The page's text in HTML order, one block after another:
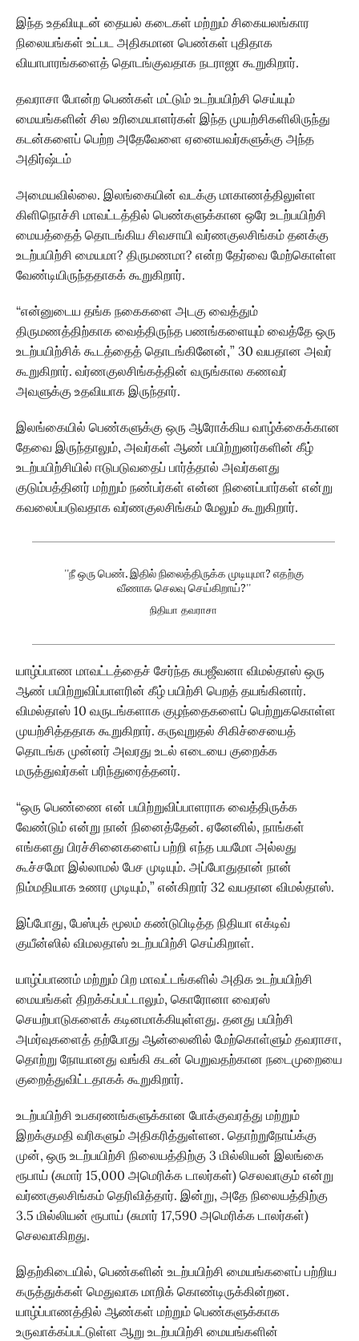
இந்த உதவியுடன் தையல் கடைகள் மற்றும் சிகையலங்கார
நிலையங்கள் உட்பட அதிகமான பெண்கள் புதிதாக
வியாபாரங்களைத் தொடங்குவதாக நடராஜா கூறுகிறார்.
தவராசா போன்ற பெண்கள் மட்டும் உடற்பயிற்சி செய்யும்
மையங்களின் சில உரிமையாளர்கள் இந்த முயற்சிகளிலிருந்து
கடன்களைப் பெற்ற அதேவேளை ஏனையவர்களுக்கு அந்த
அதிர்ஷ்டம்
அமையவில்லை. இலங்கையின் வடக்கு மாகாணத்திலுள்ள
கிளிநொச்சி மாவட்டத்தில் பெண்களுக்கான ஒரே உடற்பயிற்சி
மையத்தைத் தொடங்கிய சிவசாயி வர்ணகுலசிங்கம் தனக்கு
உடற்பயிற்சி மையமா? திருமணமா? என்ற தேர்வை மேற்கொள்ள
வேண்டியிருந்ததாகக் கூறுகிறார்.
“என்னுடைய தங்க நகைகளை அடகு வைத்தும்
திருமணத்திற்காக வைத்திருந்த பணங்களையும் வைத்தே ஒரு
உடற்பயிற்சிக் கூடத்தைத் தொடங்கினேன்,” 30 வயதான அவர்
கூறுகிறார். வர்ணகுலசிங்கத்தின் வருங்கால கணவர்
அவளுக்கு உதவியாக இருந்தார்.
இலங்கையில் பெண்களுக்கு ஒரு ஆரோக்கிய வாழ்க்கைக்கான
தேவை இருந்தாலும், அவர்கள் ஆண் பயிற்றுனர்களின் கீழ்
உடற்பயிற்சியில் ஈடுபடுவதைப் பார்த்தால் அவர்களது
குடும்பத்தினர் மற்றும் நண்பர்கள் என்ன நினைப்பார்கள் என்று
கவலைப்படுவதாக வர்ணகுலசிங்கம் மேலும் கூறுகிறார்.
''நீ ஒரு பெண். இதில் நிலைத்திருக்க முடியுமா? எதற்கு
வீணாக செலவு செய்கிறாய்?''
நிதியா தவராசா
யாழ்ப்பாண மாவட்டத்தைச் சேர்ந்த சுபஜீவனா விமல்தாஸ் ஒரு
ஆண் பயிற்றுவிப்பாளரின் கீழ் பயிற்சி பெறத் தயங்கினார்.
விமல்தாஸ் 10 வருடங்களாக குழந்தைகளைப் பெற்றுககொள்ள
முயற்சித்ததாக கூறுகிறார். கருவுறுதல் சிகிச்சையைத்
தொடங்க முன்னர் அவரது உடல் எடையை குறைக்க
மருத்துவர்கள் பரிந்துரைத்தனர்.
“ஒரு பெண்ணை என் பயிற்றுவிப்பாளராக வைத்திருக்க
வேண்டும் என்று நான் நினைத்தேன். ஏனேனில், நாங்கள்
எங்களது பிரச்சினைகளைப் பற்றி எந்த பயமோ அல்லது
கூச்சமோ இல்லாமல் பேச முடியும். அப்போதுதான் நான்
நிம்மதியாக உணர முடியும்,” என்கிறார் 32 வயதான விமல்தாஸ்.
இப்போது, பேஸ்புக் மூலம் கண்டுபிடித்த நிதியா எக்டிவ்
குயீன்ஸில் விமலதாஸ் உடற்பயிற்சி செய்கிறாள்.
யாழ்ப்பாணம் மற்றும் பிற மாவட்டங்களில் அதிக உடற்பயிற்சி
மையங்கள் திறக்கப்பட்டாலும், கொரோனா வைரஸ்
செயற்பாடுகளைக் கடினமாக்கியுள்ளது. தனது பயிற்சி
அமர்வுகளைத் தற்போது ஆன்லைனில் மேற்கொள்ளும் தவராசா,
தொற்று நோயானது வங்கி கடன் பெறுவதற்கான நடைமுறையை
குறைத்துவிட்டதாகக் கூறுகிறார்.
உடற்பயிற்சி உபகரணங்களுக்கான போக்குவரத்து மற்றும்
இறக்குமதி வரிகளும் அதிகரித்துள்ளன. தொற்றுநோய்க்கு
முன், ஒரு உடற்பயிற்சி நிலையத்திற்கு 3 மில்லியன் இலங்கை
ரூபாய் (சுமார் 15,000 அமெரிக்க டாலர்கள்) செலவாகும் என்று
வர்ணகுலசிங்கம் தெரிவித்தார். இன்று, அதே நிலையத்திற்கு
3.5 மில்லியன் ரூபாய் (சுமார் 17,590 அமெரிக்க டாலர்கள்)
செலவாகிறது.
இதற்கிடையில், பெண்களின் உடற்பயிற்சி மையங்களைப் பற்றிய
கருத்துக்கள் மெதுவாக மாறிக் கொண்டிருக்கின்றன.
யாழ்ப்பாணத்தில் ஆண்கள் மற்றும் பெண்களுக்காக
உருவாக்கப்பட்டுள்ள ஆறு உடற்பயிற்சி மையங்களின்